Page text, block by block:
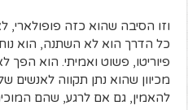
וזו הסיבה שהוא כזה פופולארי,
כל הדרך הוא לא השתנה, הוא נותר
פיוריטו, פשוט ואמיתי. הוא הפך
מכיוון שהוא נתן תקווה לאנשים
להאמין, גם אם לרגע, שהם